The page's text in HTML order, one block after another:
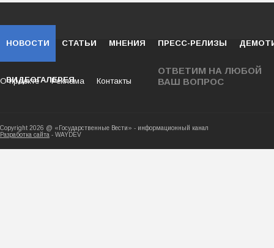
НОВОСТИ СТАТЬИ МНЕНИЯ ПРЕСС-РЕЛИЗЫ
ВИДЕОГАЛЕРЕЯ
ОТВЕТИМ НА ЛЮБОЙ
ВАШ ВОПРОС
О проекте Реклама Контакты
Copyright 2026 @ «Государственные Вести» -
Разработка сайта - WAYDEV